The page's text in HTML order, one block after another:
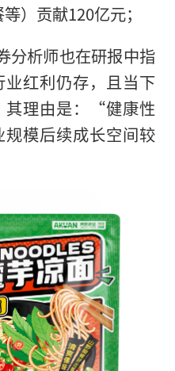
）贡献120亿元；
分析师也在研报中指
红利仍存，且当下
理由是：“健康性
模后续成长空间较